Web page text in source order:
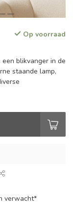
Op voorraad
blikvanger in de
staande lamp,
verwacht*